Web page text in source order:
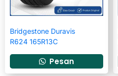
Bridgestone Duravis
R624 165R13C
Pesan